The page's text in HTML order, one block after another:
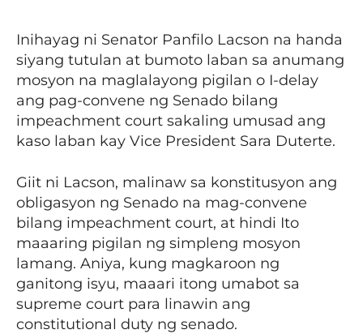
Inihayag ni Senator Panfilo Lacson na handa
siyang tutulan at bumoto laban sa anumang
mosyon na maglalayong pigilan o I-delay
ang pag-convene ng Senado bilang
impeachment court sakaling umusad ang
kaso laban kay Vice President Sara Duterte.
Giit ni Lacson, malinaw sa konstitusyon ang
obligasyon ng Senado na mag-convene
bilang impeachment court, at hindi Ito
maaaring pigilan ng simpleng mosyon
lamang. Aniya, kung magkaroon ng
ganitong isyu, maaari itong umabot sa
supreme court para linawin ang
constitutional duty ng senado.